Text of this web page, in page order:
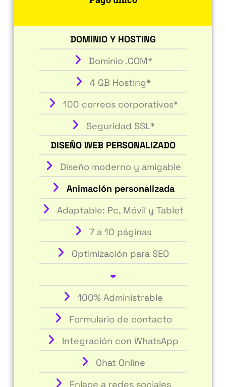
DOMINIO Y HOSTING
Dominio .COM*
4 GB Hosting*
100 correos corporativos*
Seguridad SSL*
DISEÑO WEB PERSONALIZADO
Diseño moderno y amigable
Animación personalizada
Adaptable: Pc, Móvil y Tablet
7 a 10 páginas
Optimización para SEO
◒
100% Administrable
Formulario de contacto
Integración con WhatsApp
Chat Online
Enlace a redes sociales